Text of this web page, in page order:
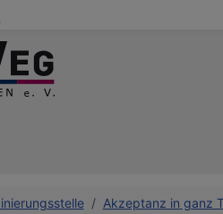
Akzeptanz in ganz